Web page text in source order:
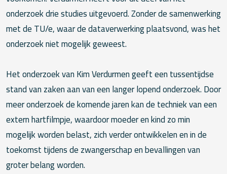
onderzoek drie studies uitgevoerd. Zonder de samenwerking
met de TU/e, waar de dataverwerking plaatsvond, was het
onderzoek niet mogelijk geweest.
Het onderzoek van Kim Verdurmen geeft een tussentijdse
stand van zaken aan van een langer lopend onderzoek. Door
meer onderzoek de komende jaren kan de techniek van een
extern hartfilmpje, waardoor moeder en kind zo min
mogelijk worden belast, zich verder ontwikkelen en in de
toekomst tijdens de zwangerschap en bevallingen van
groter belang worden.